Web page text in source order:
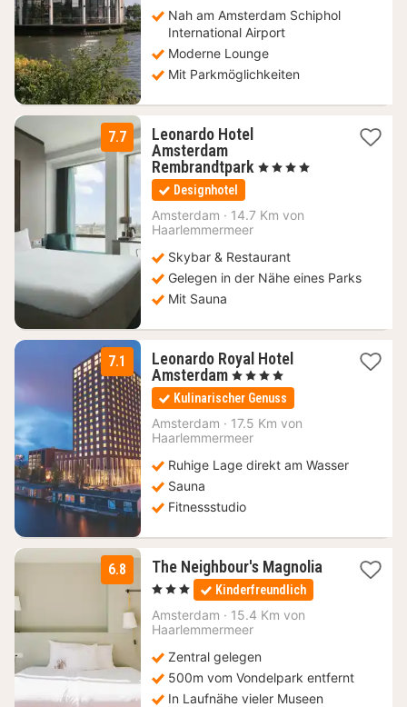
Nah am Amsterdam Schiphol
International Airport
Moderne Lounge
Mit Parkmöglichkeiten
7.7
Leonardo Hotel
Amsterdam
Rembrandtpark 1
104,23
, 4 Sterne
Designhotel
Amsterdam · 14.7 Km von
Haarlemmermeer
Skybar & Restaurant
Gelegen in der Nähe eines Parks
Mit Sauna
7.1
Leonardo Royal Hotel
Amsterdam 1
Nacht
ab
100,41
€
, 4 Sterne
Kulinarischer Genuss
Amsterdam · 17.5 Km von
Haarlemmermeer
Ruhige Lage direkt am Wasser
Sauna
Fitnessstudio
6.8 The Neighbour's Magnolia1
, 3 Sterne Kinderfreundlich
Amsterdam · 15.4 Km von
Haarlemmermeer
Zentral gelegen
500m vom Vondelpark entfernt
In Laufnähe vieler Museen